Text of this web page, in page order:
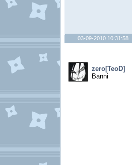
03-09-2010 10:31:58
zero[TeoD]
Banni